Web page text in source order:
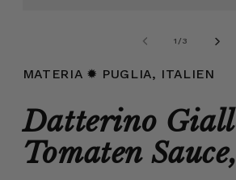
1 /von
3
MATERIA✹ PUGLIA, ITALIEN
Datterino
Tomaten